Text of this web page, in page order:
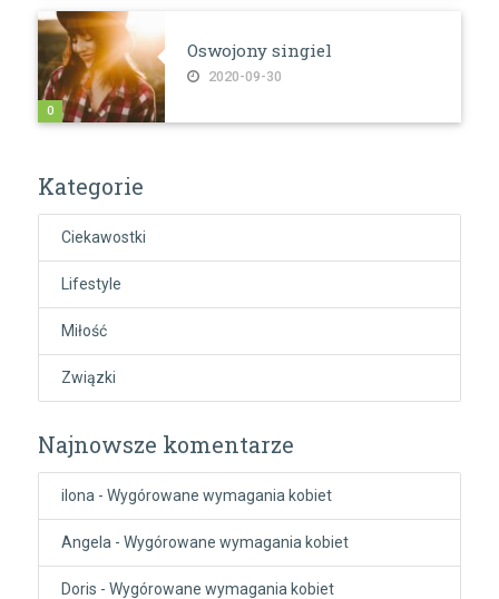
Oswojony singiel
2020-09-30
0
Kategorie
Ciekawostki
Lifestyle
Miłość
Związki
Najnowsze komentarze
ilona - Wygórowane wymagania kobiet
Angela - Wygórowane wymagania kobiet
Doris - Wygórowane wymagania kobiet